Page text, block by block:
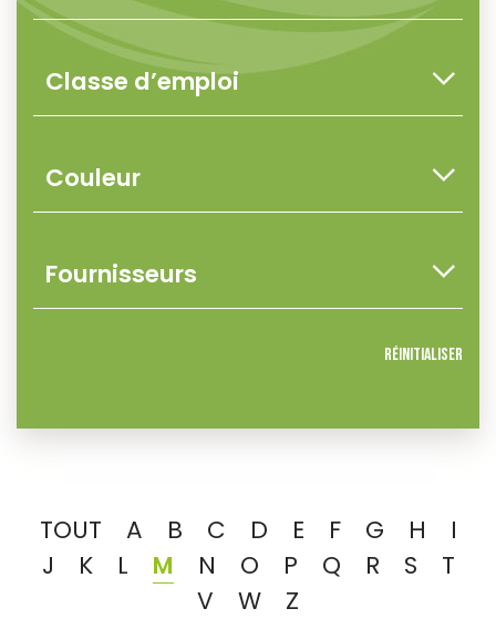
Réinitialiser
TOUT A B C D E F G H
I
J
K L M N O P Q R S
T
V
W Z